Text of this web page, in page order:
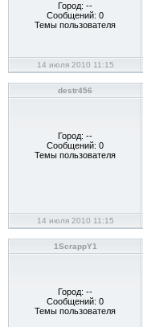
Город: --
Сообщений: 0
Темы пользователя
14 июля 2010 11:15
destr456
Город: --
Сообщений: 0
Темы пользователя
14 июля 2010 11:15
1ScrappY1
Город: --
Сообщений: 0
Темы пользователя